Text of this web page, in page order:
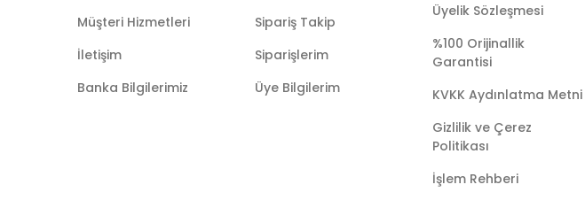
Müşteri Hizmetleri
İletişim
Banka Bilgilerimiz
Sipariş Takip
Siparişlerim
Üye Bilgilerim
Üyelik Sözleşmesi
%100 Orijinallik
Garantisi
KVKK Aydınlatma Metni
Gizlilik ve Çerez
Politikası
İşlem Rehberi